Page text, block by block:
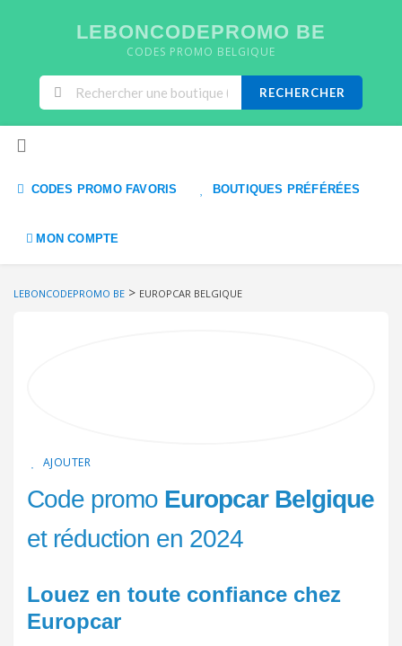
LEBONCODEPROMO BE
CODES PROMO BELGIQUE
RECHERCHER
CODES PROMO FAVORIS BOUTIQUES PRÉFÉRÉES
MON COMPTE
LEBONCODEPROMO BE > EUROPCAR BELGIQUE
AJOUTER
Code promo Europcar Belgique
et réduction en 2024
Louez en toute confiance chez
Europcar